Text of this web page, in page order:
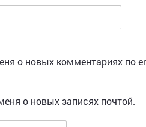
о новых комментариях по
о новых записях почтой.